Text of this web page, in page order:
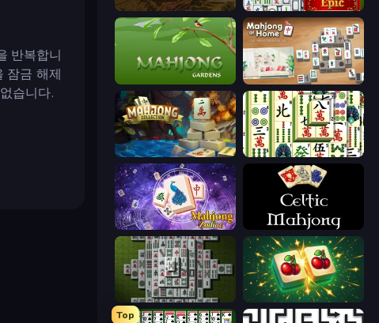
반복합니
잠금 해제
습니다.
Mahjong Connect 2 (Legacy) Mahjong Epic
Mahjong Gardens Scandinavian Mahjong
Mahjong Collection Mahjong Shanghai
Mahjong Solitaire Zodiac Celtic Mahjong Solitaire
Mahjong 3D Classic Mahjong Puzzle: Tile Match
Top